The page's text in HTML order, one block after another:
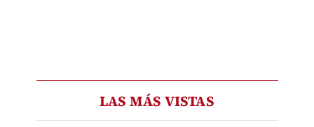
LAS MÁS VISTAS